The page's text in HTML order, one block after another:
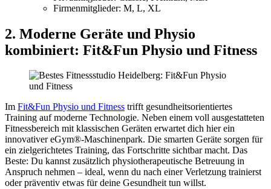
Firmenmitglieder: M, L, XL
2. Moderne Geräte und Physio
kombiniert: Fit&Fun Physio und Fitness
Im Fit&Fun Physio und Fitness trifft gesundheitsorientiertes
Training auf moderne Technologie. Neben einem voll ausgestatteten
Fitnessbereich mit klassischen Geräten erwartet dich hier ein
innovativer eGym®-Maschinenpark. Die smarten Geräte sorgen für
ein zielgerichtetes Training, das Fortschritte sichtbar macht. Das
Beste: Du kannst zusätzlich physiotherapeutische Betreuung in
Anspruch nehmen – ideal, wenn du nach einer Verletzung trainierst
oder präventiv etwas für deine Gesundheit tun willst.